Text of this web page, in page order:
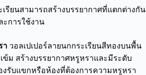
เรียนสามารถสร้างบรรยากาศที่แตกต่างกัน
ะการใช้งาน
า วอลเปเปอร์ลายนกกระเรียนสีทองบนพื้น
ข้ม สร้างบรรยากาศหรูหราและมีระดับ
งรับแขกหรือห้องที่ต้องการความหรูหรา